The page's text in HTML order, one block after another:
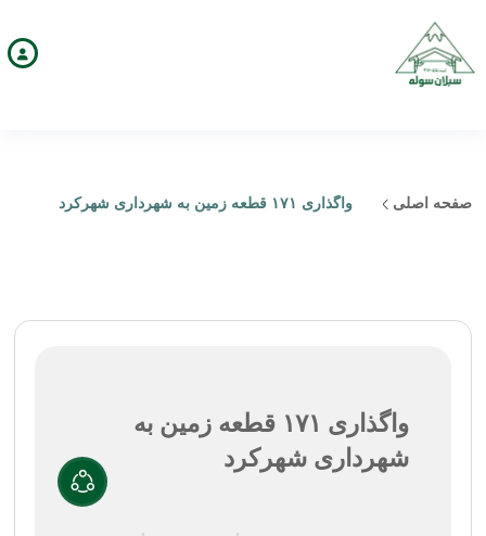
صفحه اصلی واگذاری ۱۷۱ قطعه زمین به شهرداری شهرکرد
واگذاری ۱۷۱ قطعه زمین به
شهرداری شهرکرد